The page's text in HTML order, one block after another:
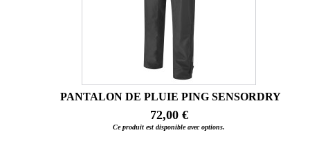
PANTALON DE PLUIE PING SENSORDRY
72,00 €
Ce produit est disponible avec options.